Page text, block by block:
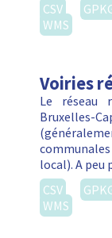
CSV
WMS
Voiries
Le réseau
Bruxelles-
local). A peu
CSV
WMS